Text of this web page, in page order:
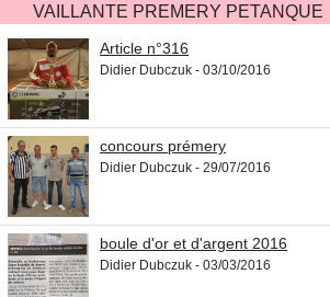
VAILLANTE PREMERY PETANQUE
Article n°316
Didier Dubczuk - 03/10/2016
concours prémery
Didier Dubczuk - 29/07/2016
boule d'or et d'argent 2016
Didier Dubczuk - 03/03/2016